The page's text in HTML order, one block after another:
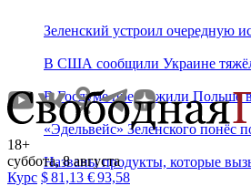
Зеленский устроил очередную
В США сообщили Украине
В Госдуме предложили Польше
«Эдельвейс» Зеленского понёс
Названы продукты, которые
18+
суббота, 8 августа
Курс $81,13 €93,58